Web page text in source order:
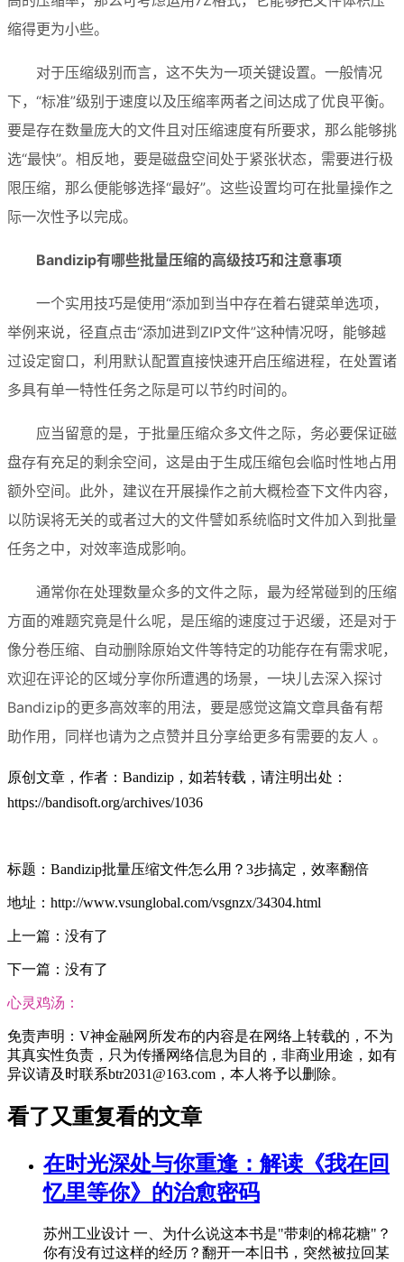
缩得更为小些。
对于压缩级别而言，这不失为一项关键设置。一般情况
下，“标准”级别于速度以及压缩率两者之间达成了优良平衡。
要是存在数量庞大的文件且对压缩速度有所要求，那么能够挑
选“最快”。相反地，要是磁盘空间处于紧张状态，需要进行极
限压缩，那么便能够选择“最好”。这些设置均可在批量操作之
际一次性予以完成。
Bandizip有哪些批量压缩的高级技巧和注意事项
一个实用技巧是使用“添加到当中存在着右键菜单选项，
举例来说，径直点击“添加进到ZIP文件”这种情况呀，能够越
过设定窗口，利用默认配置直接快速开启压缩进程，在处置诸
多具有单一特性任务之际是可以节约时间的。
应当留意的是，于批量压缩众多文件之际，务必要保证磁
盘存有充足的剩余空间，这是由于生成压缩包会临时性地占用
额外空间。此外，建议在开展操作之前大概检查下文件内容，
以防误将无关的或者过大的文件譬如系统临时文件加入到批量
任务之中，对效率造成影响。
通常你在处理数量众多的文件之际，最为经常碰到的压缩
方面的难题究竟是什么呢，是压缩的速度过于迟缓，还是对于
像分卷压缩、自动删除原始文件等特定的功能存在有需求呢，
欢迎在评论的区域分享你所遭遇的场景，一块儿去深入探讨
Bandizip的更多高效率的用法，要是感觉这篇文章具备有帮
助作用，同样也请为之点赞并且分享给更多有需要的友人 。
原创文章，作者：Bandizip，如若转载，请注明出处：
https://bandisoft.org/archives/1036
标题：Bandizip批量压缩文件怎么用？3步搞定，效率翻倍
地址：http://www.vsunglobal.com/vsgnzx/34304.html
上一篇：没有了
下一篇：没有了
心灵鸡汤：
免责声明：V神金融网所发布的内容是在网络上转载的，不为
其真实性负责，只为传播网络信息为目的，非商业用途，如有
异议请及时联系btr2031@163.com，本人将予以删除。
看了又重复看的文章
在时光深处与你重逢：解读《我在回
忆里等你》的治愈密码
苏州工业设计 一、为什么说这本书是"带刺的棉花糖"？
你有没有过这样的经历？翻开一本旧书，突然被拉回某